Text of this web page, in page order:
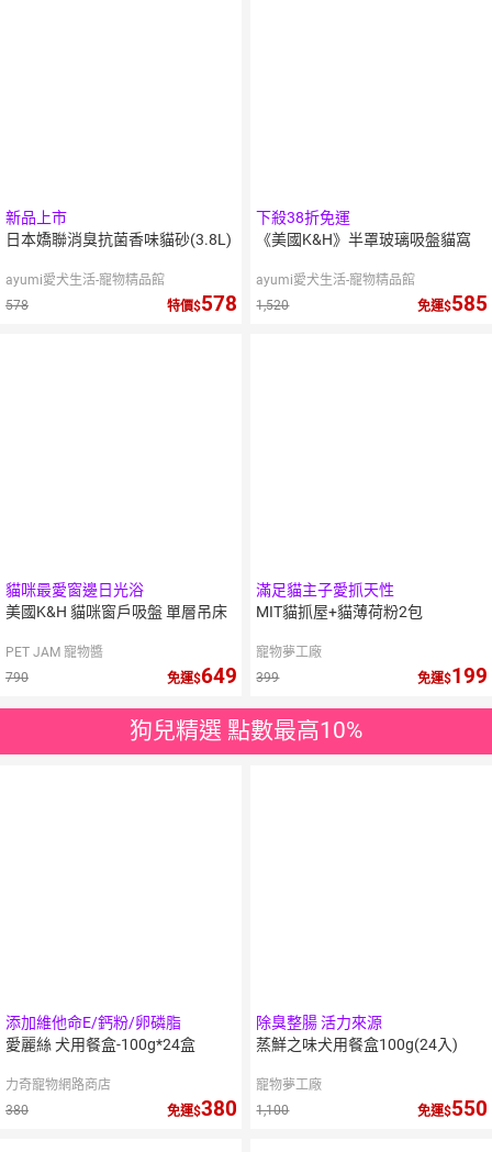
新品上市
日本嬌聯消臭抗菌香味貓砂(3.8L)
ayumi愛犬生活-寵物精品館
578
特價 578
下殺38折免運
《美國K&H》半罩玻璃吸盤貓窩
ayumi愛犬生活-寵物精品館
1,520
免運 585
貓咪最愛窗邊日光浴
美國K&H 貓咪窗戶吸盤 單層吊床
PET JAM 寵物醬
790
免運 649
滿足貓主子愛抓天性
MIT貓抓屋+貓薄荷粉2包
寵物夢工廠
399
免運 199
狗兒精選 點數最高10%
添加維他命E/鈣粉/卵磷脂
愛麗絲 犬用餐盒-100g*24盒
力奇寵物網路商店
380
免運 380
除臭整腸 活力來源
蒸鮮之味犬用餐盒100g(24入)
寵物夢工廠
1,100
免運 550